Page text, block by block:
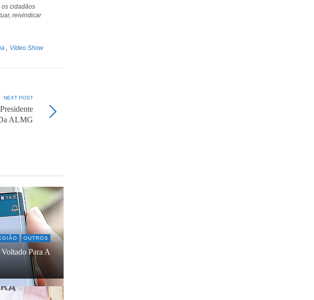
os cidadãos
reivindicar
Vídeo Show
NEXT POST
ALMG
OUTROS
Para A